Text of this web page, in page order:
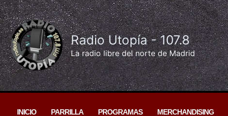
Ir
al
contenido
Radio Utopía - 107.8
La radio libre del norte de Madrid
INICIO PARRILLA PROGRAMAS MERCHANDISING